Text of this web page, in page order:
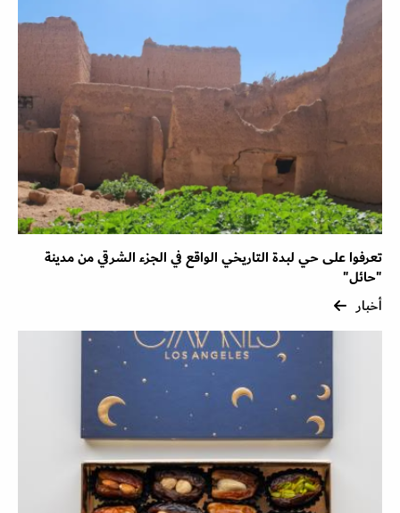
تعرفوا على حي لبدة التاريخي الواقع في الجزء الشرقي من مدينة
"حائل"
أخبار